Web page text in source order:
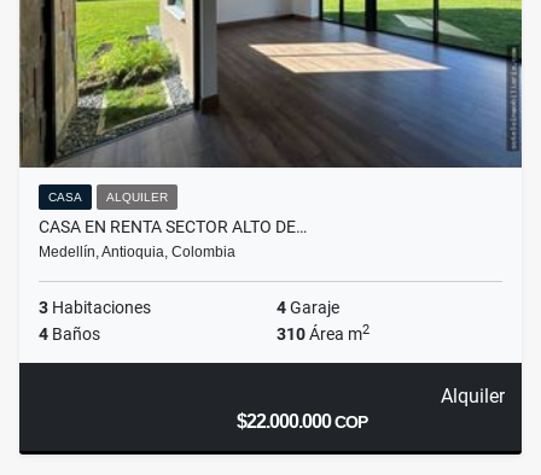
CASA ALQUILER
CASA EN RENTA SECTOR ALTO DE…
Medellín, Antioquia, Colombia
3 Habitaciones 4Garaje
4 Baños 310Área m2
Alquiler
$22.000.000COP